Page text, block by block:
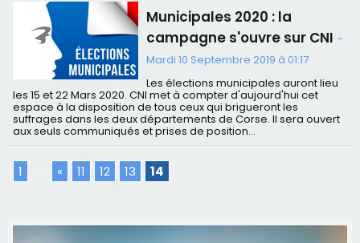
Municipales 2020 : la
campagne s'ouvre sur CNI -
Mardi 10 Septembre 2019 à 01:17
Les élections municipales auront lieu
les 15 et 22 Mars 2020. CNI met à compter d'aujourd'hui cet
espace à la disposition de tous ceux qui brigueront les
suffrages dans les deux départements de Corse. Il sera ouvert
aux seuls communiqués et prises de position...
1 « 11 12 13 14